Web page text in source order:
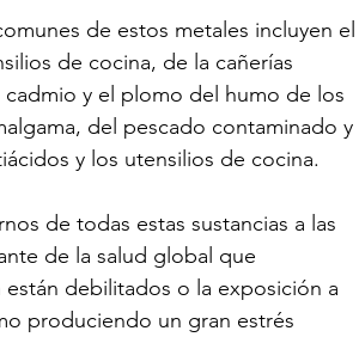
de estos metales incluyen el
de cocina, de la cañerías
cadmio y el plomo del humo de los
del pescado contaminado y
y los utensilios de cocina.
de todas estas sustancias a las
de la salud global que
debilitados o la exposición a
produciendo un gran estrés